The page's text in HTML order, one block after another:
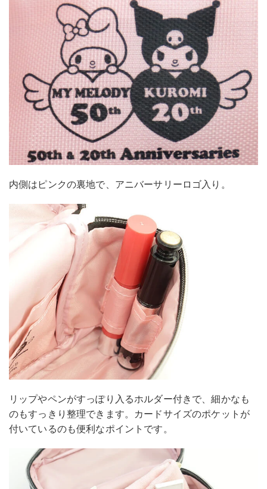
内側はピンクの裏地で、アニバーサリーロゴ入り。
リップやペンがすっぽり入るホルダー付きで、細かなも
のもすっきり整理できます。カードサイズのポケットが
付いているのも便利なポイントです。